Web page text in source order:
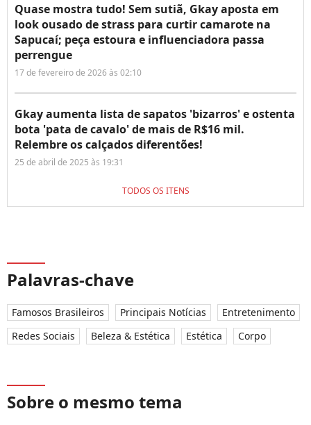
Quase mostra tudo! Sem sutiã, Gkay aposta em
look ousado de strass para curtir camarote na
Sapucaí; peça estoura e influenciadora passa
perrengue
17 de fevereiro de 2026 às 02:10
Gkay aumenta lista de sapatos 'bizarros' e ostenta
bota 'pata de cavalo' de mais de R$16 mil.
Relembre os calçados diferentões!
25 de abril de 2025 às 19:31
TODOS OS ITENS
Palavras-chave
Famosos Brasileiros Principais Notícias
Entretenimento
Redes Sociais
Beleza & Estética Estética Corpo
Sobre o mesmo tema